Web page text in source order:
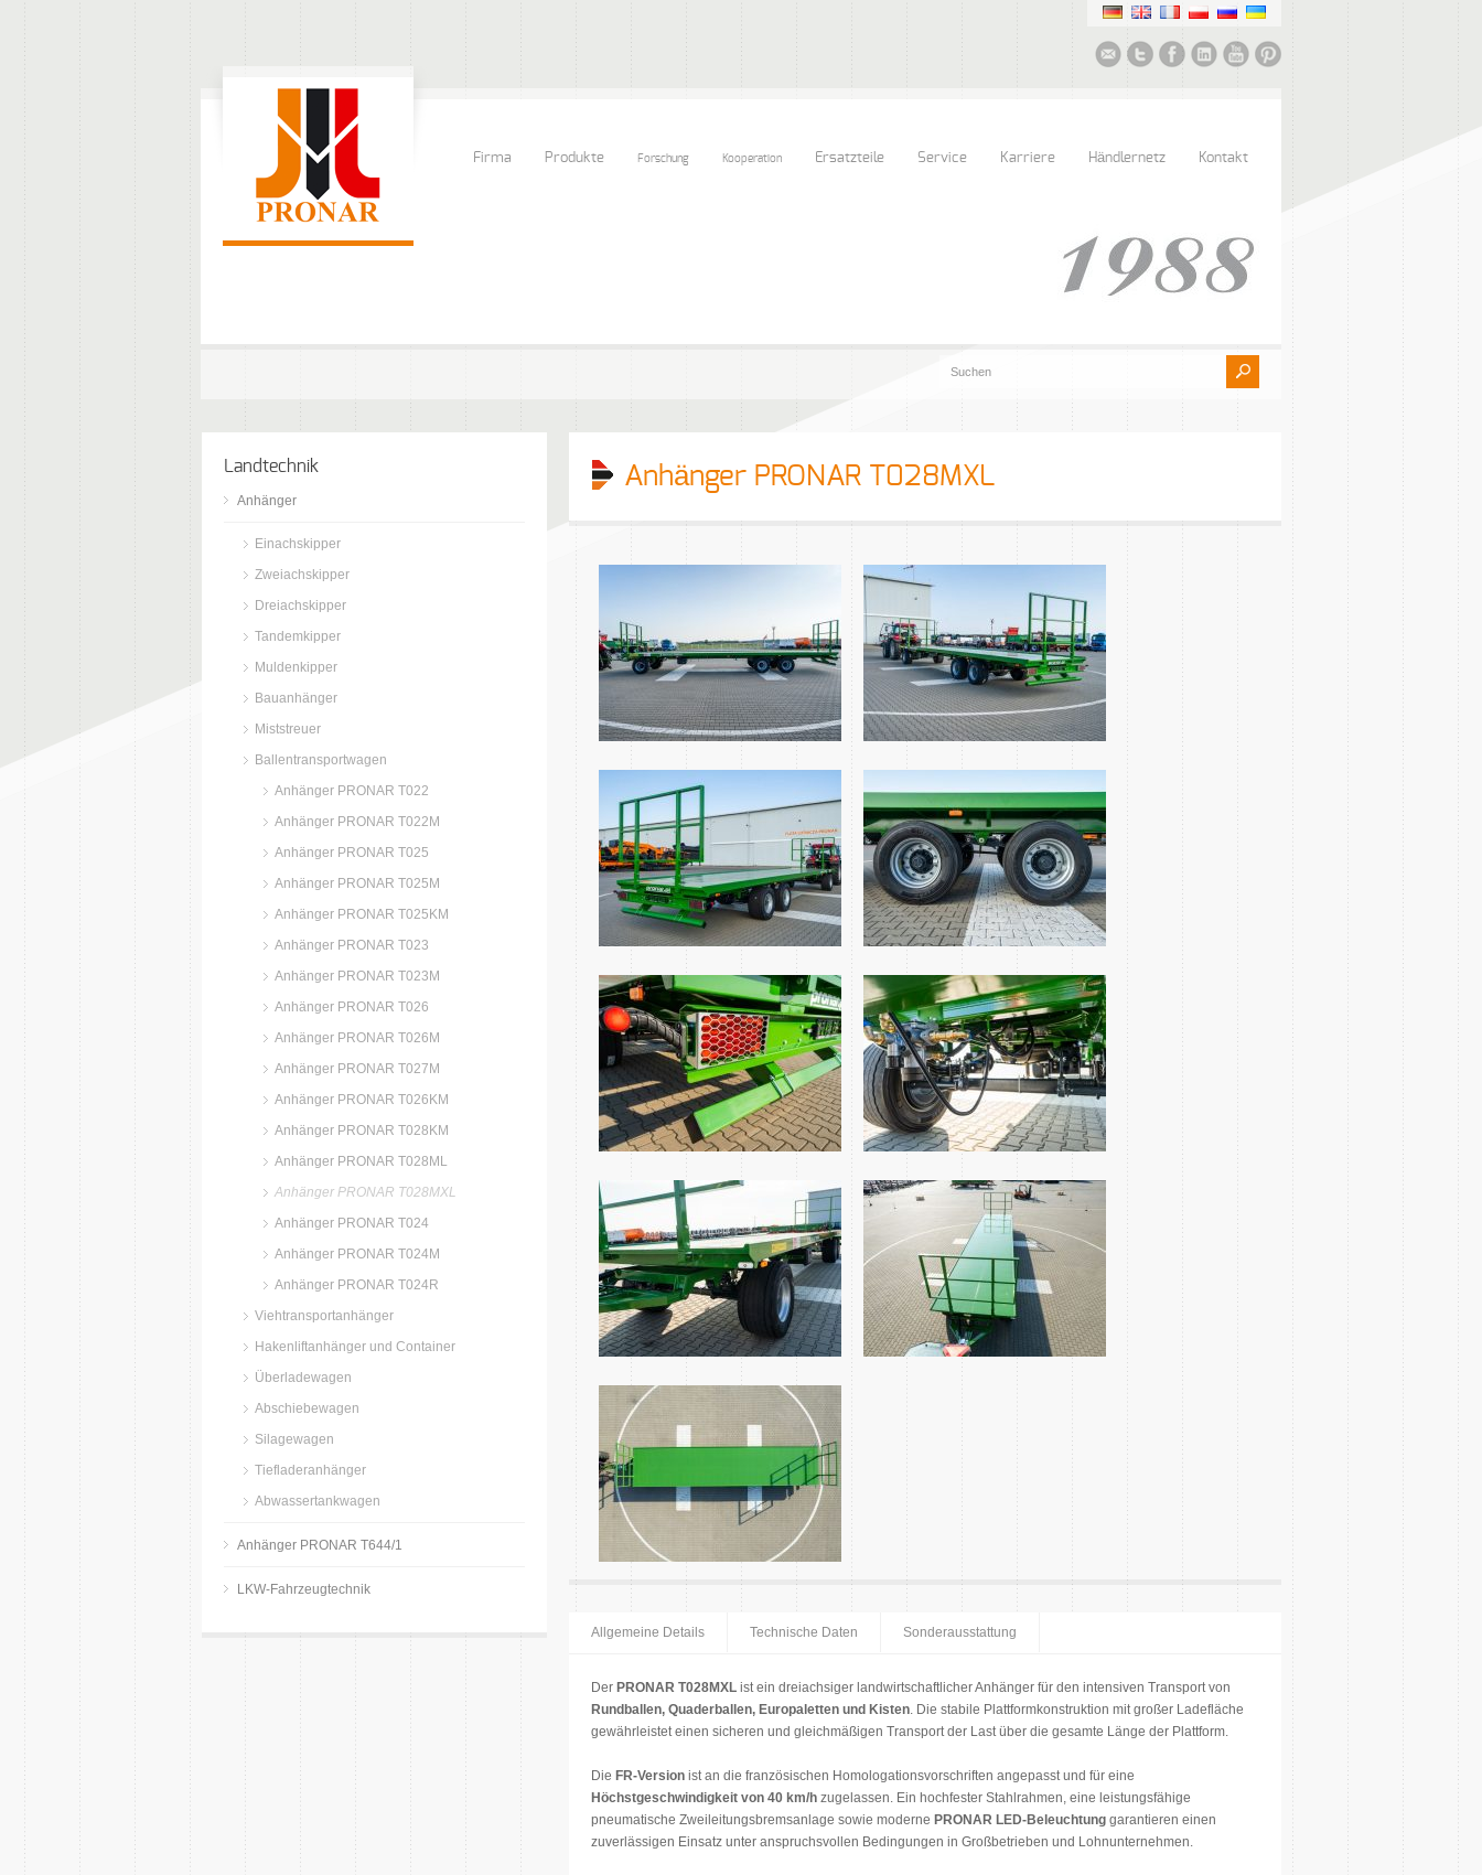
Firma Produkte Forschung Kooperation Ersatzteile Service Karriere Händlernetz Kontakt
Anhänger PRONAR T028MXL
Allgemeine Details Technische Daten Sonderausstattung
Der PRONAR T028MXL ist ein dreiachsiger landwirtschaftlicher Anhänger für den intensiven Transport von
Rundballen, Quaderballen, Europaletten und Kisten. Die stabile Plattformkonstruktion mit großer Ladefläche
gewährleistet einen sicheren und gleichmäßigen Transport der Last über die gesamte Länge der Plattform.
Die FR-Version ist an die französischen Homologationsvorschriften angepasst und für eine
Höchstgeschwindigkeit von 40 km/h zugelassen. Ein hochfester Stahlrahmen, eine leistungsfähige
pneumatische Zweileitungsbremsanlage sowie moderne PRONAR LED-Beleuchtung garantieren einen
zuverlässigen Einsatz unter anspruchsvollen Bedingungen in Großbetrieben und Lohnunternehmen.
Landtechnik
Anhänger
Einachskipper
Zweiachskipper
Dreiachskipper
Tandemkipper
Muldenkipper
Bauanhänger
Miststreuer
Ballentransportwagen
Anhänger PRONAR T022
Anhänger PRONAR T022M
Anhänger PRONAR T025
Anhänger PRONAR T025M
Anhänger PRONAR T025KM
Anhänger PRONAR T023
Anhänger PRONAR T023M
Anhänger PRONAR T026
Anhänger PRONAR T026M
Anhänger PRONAR T027M
Anhänger PRONAR T026KM
Anhänger PRONAR T028KM
Anhänger PRONAR T028ML
Anhänger PRONAR T028MXL
Anhänger PRONAR T024
Anhänger PRONAR T024M
Anhänger PRONAR T024R
Viehtransportanhänger
Hakenliftanhänger und Container
Überladewagen
Abschiebewagen
Silagewagen
Tiefladeranhänger
Abwassertankwagen
Anhänger PRONAR T644/1
LKW-Fahrzeugtechnik